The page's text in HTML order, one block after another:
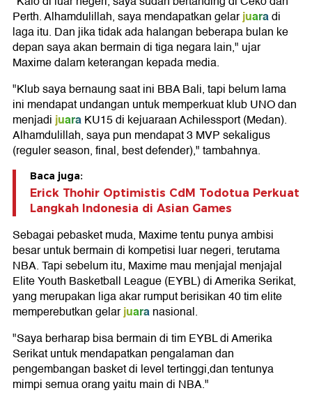
Perth. Alhamdulillah, saya mendapatkan gelarjuaradi
laga itu. Dan jika tidak ada halangan beberapa bulan ke
depan saya akan bermain di tiga negara lain," ujar
Maxime dalam keterangan kepada media.
"Klub saya bernaung saat ini BBA Bali, tapi belum lama
ini mendapat undangan untuk memperkuat klub UNO dan
menjadijuaraKU15 di kejuaraan Achilessport (Medan).
Alhamdulillah, saya pun mendapat 3 MVP sekaligus
(reguler season, final, best defender)," tambahnya.
Baca juga:
Erick Thohir Optimistis CdM Todotua Perkuat
Langkah Indonesia di Asian Games
Sebagai pebasket muda, Maxime tentu punya ambisi
besar untuk bermain di kompetisi luar negeri, terutama
NBA. Tapi sebelum itu, Maxime mau menjajal menjajal
Elite Youth Basketball League (EYBL) di Amerika Serikat,
yang merupakan liga akar rumput berisikan 40 tim elite
memperebutkan gelarjuaranasional.
"Saya berharap bisa bermain di tim EYBL di Amerika
Serikat untuk mendapatkan pengalaman dan
pengembangan basket di level tertinggi,dan tentunya
mimpi semua orang yaitu main di NBA."